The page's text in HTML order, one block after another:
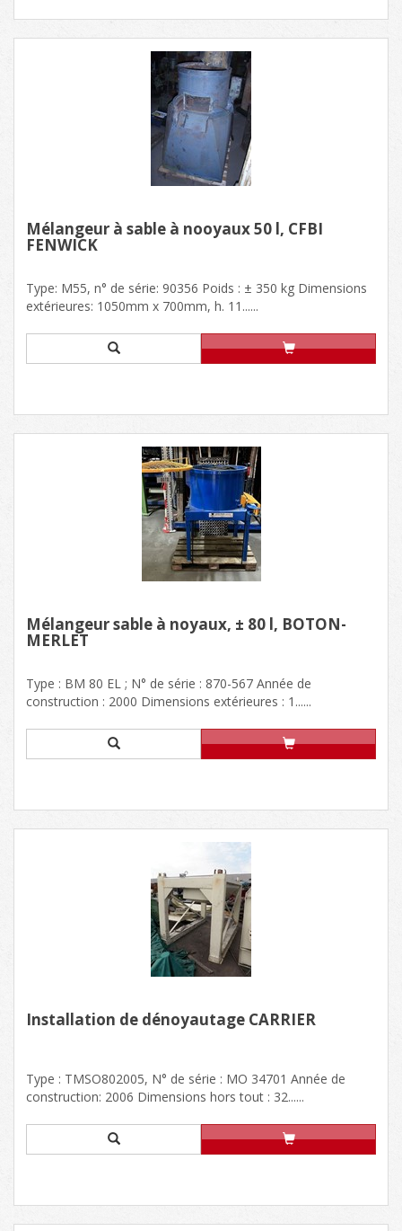
Mélangeur à sable à nooyaux 50 l, CFBI
FENWICK
Type: M55, n° de série: 90356 Poids : ± 350 kg Dimensions
extérieures: 1050mm x 700mm, h. 11......
Mélangeur sable à noyaux, ± 80 l, BOTON-
MERLET
Type : BM 80 EL ; N° de série : 870-567 Année de
construction : 2000 Dimensions extérieures : 1......
Installation de dénoyautage CARRIER
Type : TMSO802005, N° de série : MO 34701 Année de
construction: 2006 Dimensions hors tout : 32......